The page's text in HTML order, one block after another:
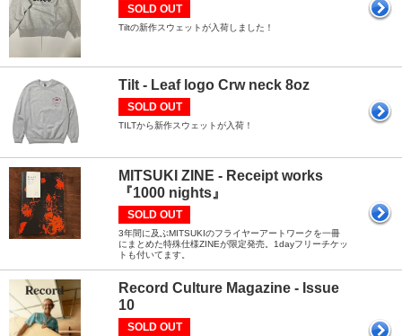
SOLD OUT
Tiltの新作スウェットが入荷しました！
Tilt - Leaf logo Crw neck 8oz
SOLD OUT
TILTから新作スウェットが入荷！
MITSUKI ZINE - Receipt works
『1000 nights』
SOLD OUT
3年間に及ぶMITSUKIのフライヤーアートワークを一冊
にまとめた特殊仕様ZINEが限定発売。1dayフリーチケッ
トも付いてます。
Record Culture Magazine - Issue
10
SOLD OUT